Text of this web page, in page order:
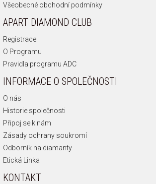
Všeobecné obchodní podmínky
APART DIAMOND CLUB
Registrace
O Programu
Pravidla programu ADC
INFORMACE O SPOLEČNOSTI
O nás
Historie společnosti
Připoj se k nám
Zásady ochrany soukromí
Odborník na diamanty
Etická Linka
KONTAKT